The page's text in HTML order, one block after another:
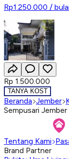
Rp1.250.000 /
Rp 1.500.000
TANYA KOST
Beranda Jember
Sempusari Jember
Tentang Kami
Brand Partner